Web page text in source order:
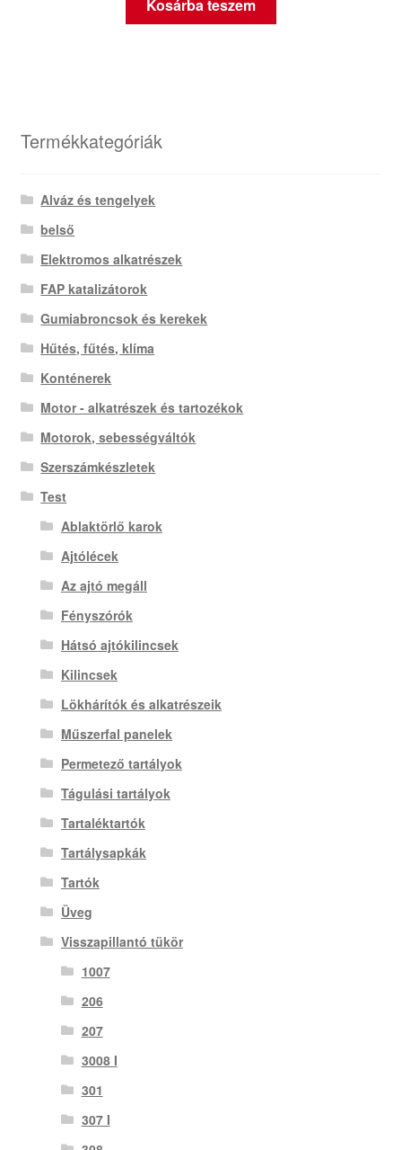
Kosárba teszem
Termékkategóriák
Alváz és tengelyek
belső
Elektromos alkatrészek
FAP katalizátorok
Gumiabroncsok és kerekek
Hűtés, fűtés, klíma
Konténerek
Motor - alkatrészek és tartozékok
Motorok, sebességváltók
Szerszámkészletek
Test
Ablaktörlő karok
Ajtólécek
Az ajtó megáll
Fényszórók
Hátsó ajtókilincsek
Kilincsek
Lökhárítók és alkatrészeik
Műszerfal panelek
Permetező tartályok
Tágulási tartályok
Tartaléktartók
Tartálysapkák
Tartók
Üveg
Visszapillantó tükör
1007
206
207
3008 I
301
307 I